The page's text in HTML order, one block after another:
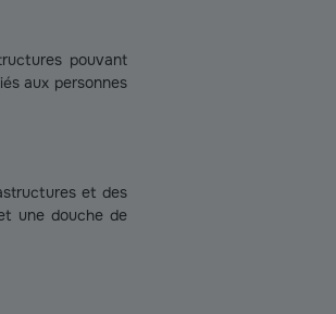
pouvant
aux personnes
et des
une douche de